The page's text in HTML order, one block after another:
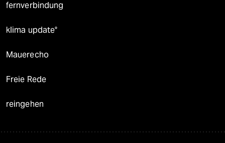
fernverbindung
klima update°
Mauerecho
Freie Rede
reingehen